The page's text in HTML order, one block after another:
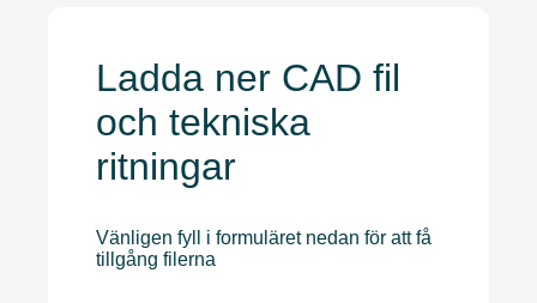
Ladda ner CAD fil
och tekniska
ritningar
Vänligen fyll i formuläret nedan för att få
tillgång filerna